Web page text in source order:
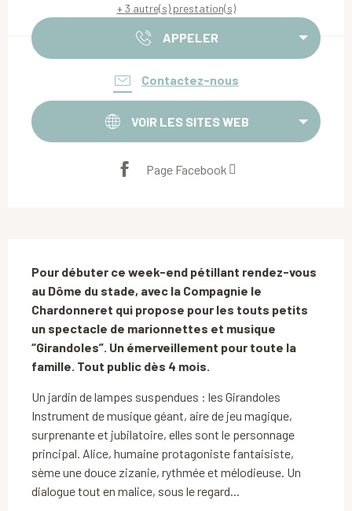
+ 3 autre(s) prestation(s)
APPELER
Contactez-nous
VOIR LES SITES WEB
Page Facebook
Pour débuter ce week-end pétillant rendez-vous
au Dôme du stade, avec la Compagnie le
Chardonneret qui propose pour les touts petits
un spectacle de marionnettes et musique
“Girandoles”. Un émerveillement pour toute la
famille. Tout public dès 4 mois.
Un jardin de lampes suspendues : les Girandoles
Instrument de musique géant, aire de jeu magique,
surprenante et jubilatoire, elles sont le personnage
principal. Alice, humaine protagoniste fantaisiste,
sème une douce zizanie, rythmée et mélodieuse. Un
dialogue tout en malice, sous le regard...